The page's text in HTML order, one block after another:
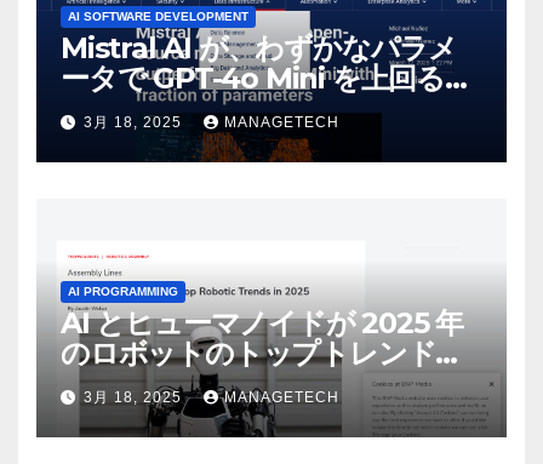
AI SOFTWARE DEVELOPMENT
Mistral AI が、わずかなパラメ
ータで GPT-4o Mini を上回る新
しいオープンソース モデルをリ
リース | VentureBeat
3月 18, 2025 MANAGETECH
AI PROGRAMMING
AI とヒューマノイドが 2025 年
のロボットのトップトレンドに |
ASSEMBLY
3月 18, 2025 MANAGETECH